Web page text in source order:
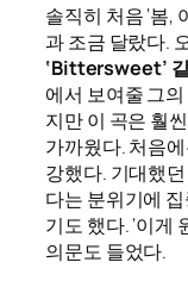
솔직히 처음 ‘봄,
과 조금 달랐다.
‘Bittersweet’
에서 보여줄 그
지만 이 곡은 훨
가까웠다. 처음
강했다. 기대했
다는 분위기에
기도 했다. ‘이게
의문도 들었다.